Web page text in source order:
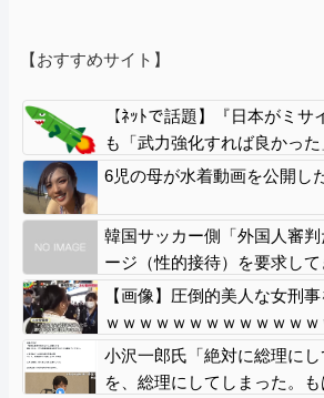
【おすすめサイト】
【ﾈｯﾄで話題】『日本がミサ
も「武力強化すれば良かっ
不足」なんですよ！』ｗｗｗ
6児の母が水着動画を公開し
韓国サッカー側「外国人審
ージ（性的接待）を要求し
やらないと、笛をうまく吹
う」と主張
【画像】圧倒的美人な女刑
ｗｗｗｗｗｗｗｗｗｗｗｗ
2906】
小沢一郎氏「絶対に総理に
を、総理にしてしまった。